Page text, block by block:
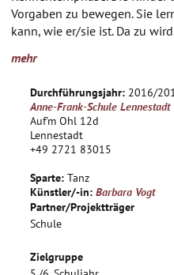
home Impressum
Vorgaben zu bewegen. Sie
kann, wie er/sie ist. Da zu
Im freien Bewegungsspiel
Was ist bekannt, was ist
Stärkung der
sehen.
Die Bewegungen der jeweils
und nachgetanzt. Die
Gefühle dabei zu
„andere Haut schlüpfen“).
Gemeinsam wird ein Thema
zusammengetragen. Die
mehr
Durchführungsjahr: 2016/
Anne-Frank-Schule Lennestadt
Auf'm Ohl 12d
Lennestadt
+49 2721 83015
Sparte: Tanz
Künstler/-in: Barbara Vogt
Partner/Projektträger
Schule
Zielgruppe